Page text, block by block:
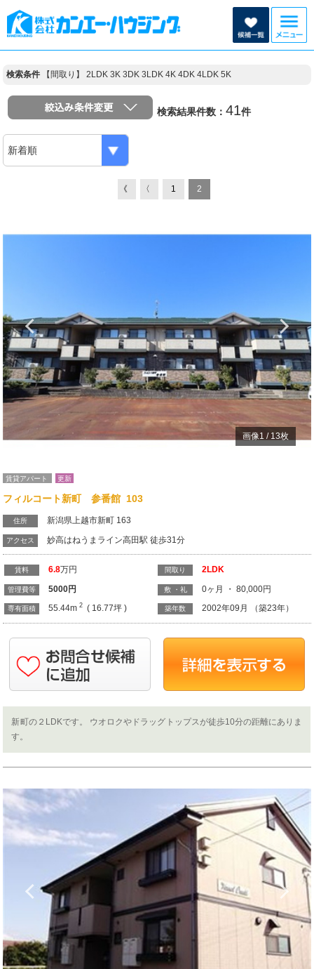
検索条件 【間取り】 2LDK 3K 3DK 3LDK 4K 4DK 4LDK 5K
検索結果件数： 41件
《 〈 1 2
Previous
画像1/ 13枚
賃貸アパート 更新
フィルコート新町 参番館 103
住所 新潟県上越市新町 163
アクセス 妙高はねうまライン高田駅 徒歩31分
賃料 6.8万円
管理費等 5000円
専有面積 55.44m 2( 16.77坪 )
間取り 2LDK
敷 ・礼 0ヶ月 ・ 80,000円
築年数 2002年09月 （築23年）
新町の２LDKです。 ウオロクやドラッグトップスが徒歩10分の距離にありま
す。
Previous